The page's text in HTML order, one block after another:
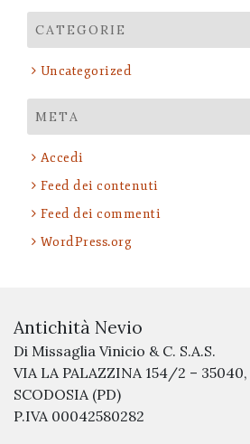
CATEGORIE
Uncategorized
META
Accedi
Feed dei contenuti
Feed dei commenti
WordPress.org
Antichità Nevio
Di Missaglia Vinicio & C. S.A.S.
VIA LA PALAZZINA 154/2 – 35040,
SCODOSIA (PD)
P.IVA 00042580282